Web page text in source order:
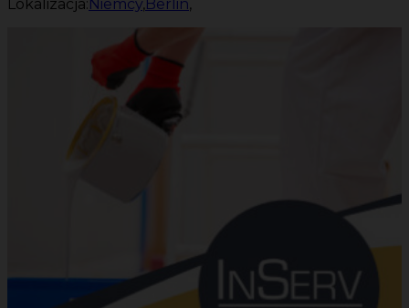
Lokalizacja: Niemcy,Berlin,